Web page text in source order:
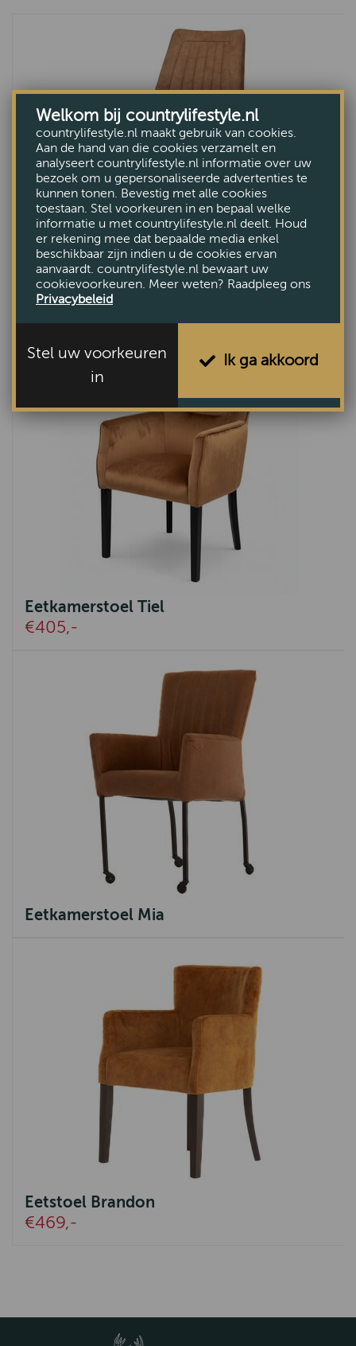
Eetstoel Pisa
VAN €140,-
VOOR €119,-
Eetkamerstoel Tiel
€405,-
Eetkamerstoel Mia
Eetstoel Brandon
€469,-
Welkom bij countrylifestyle.nl
countrylifestyle.nl maakt gebruik van cookies.
Aan de hand van die cookies verzamelt en
analyseert countrylifestyle.nl informatie over uw
bezoek om u gepersonaliseerde advertenties te
kunnen tonen. Bevestig met alle cookies
toestaan. Stel voorkeuren in en bepaal welke
informatie u met countrylifestyle.nl deelt. Houd
er rekening mee dat bepaalde media enkel
beschikbaar zijn indien u de cookies ervan
aanvaardt. countrylifestyle.nl bewaart uw
cookievoorkeuren. Meer weten? Raadpleeg ons
Privacybeleid
Stel uw voorkeuren
in
Ik ga akkoord